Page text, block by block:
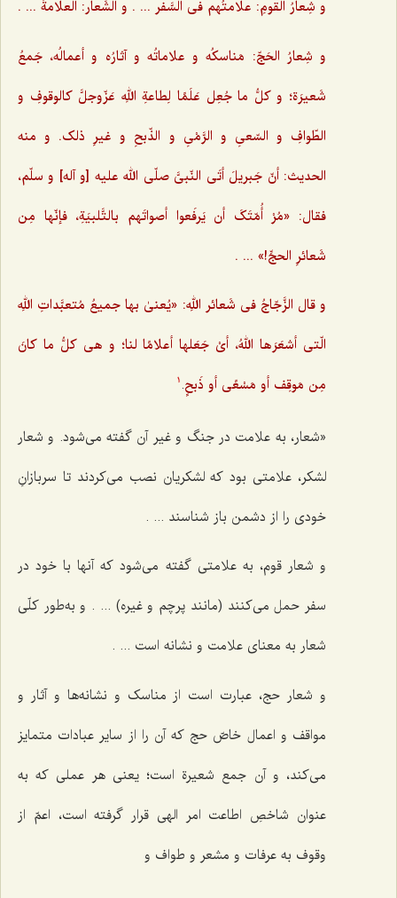
و شِعارُ القومِ: علامتُهم فی السَّفر ... . و الشِّعار: العلامةُ ... .
و شِعارُ الحَجّ: مَناسکُه و علاماتُه و آثارُه و أعمالُه، جَمعُ
شَعیرَة؛ و کلُّ ما جُعِل عَلَمًا لِطاعةِ اللهِ عَزّوجلَّ کالوقوفِ و
الطّوافِ و السّعیِ و الرَّمْیِ و الذّبحِ و غیرِ ذلک. و منه
الحدیث: أنّ جَبریلَ أتَی النّبیَّ صلّی الله علیه [و آله] و سلّم،
فقال: «مُرْ أُمّتَکَ أن یَرفَعوا أصواتَهم بالتَّلبیَةِ،‌ فإنّها مِن
شَعائرِ الحجِّ!» ... .
و قال الزَّجّاجُ فی شَعائر اللهِ: «یُعنیٰ بها جمیعُ مُتعبَّداتِ اللهِ
الّتی أشعَرَها اللهُ، أیْ جَعَلها أعلامًا لنا؛ و هی کلُّ ما کانَ
مِن مَوقِف أو مَسْعًی أو ذَبحٍ.
1
«شعار، به علامت در جنگ و غیر آن گفته می‌شود. و شعار
لشکر، علامتی بود که لشکریان نصب می‌کردند تا سربازانِ
خودی را از دشمن باز شناسند ... .
و شعار قوم، به علامتی گفته می‌شود که آنها با خود در
سفر حمل می‌کنند (مانند پرچم و غیره) ... . و به‌طور کلّی
شعار به معنای علامت و نشانه است ... .
و شعار حج، عبارت است از مناسک و نشانه‌ها و آثار و
مواقف و اعمال خاصّ حج که آن را از سایر عبادات متمایز
می‌کند، و آن جمع شعیرة است؛ یعنی هر عملی که به
عنوان شاخصِ اطاعت امر الهی قرار گرفته است، اعمّ از
وقوف به عرفات و مشعر و طواف و